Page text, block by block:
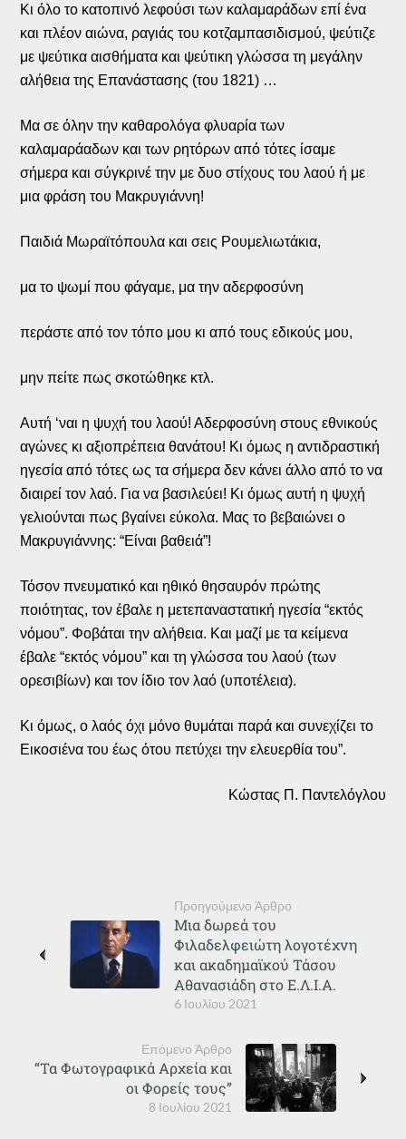
Κι όλο το κατοπινό λεφούσι των καλαμαράδων επί ένα
και πλέον αιώνα, ραγιάς του κοτζαμπασιδισμού, ψεύτιζε
με ψεύτικα αισθήματα και ψεύτικη γλώσσα τη μεγάλην
αλήθεια της Επανάστασης (του 1821) …
Μα σε όλην την καθαρολόγα φλυαρία των
καλαμαράαδων και των ρητόρων από τότες ίσαμε
σήμερα και σύγκρινέ την με δυο στίχους του λαού ή με
μια φράση του Μακρυγιάννη!
Παιδιά Μωραϊτόπουλα και σεις Ρουμελιωτάκια,
μα το ψωμί που φάγαμε, μα την αδερφοσύνη
περάστε από τον τόπο μου κι από τους εδικούς μου,
μην πείτε πως σκοτώθηκε κτλ.
Αυτή ‘ναι η ψυχή του λαού! Αδερφοσύνη στους εθνικούς
αγώνες κι αξιοπρέπεια θανάτου! Κι όμως η αντιδραστική
ηγεσία από τότες ως τα σήμερα δεν κάνει άλλο από το να
διαιρεί τον λαό. Για να βασιλεύει! Κι όμως αυτή η ψυχή
γελιούνται πως βγαίνει εύκολα. Μας το βεβαιώνει ο
Μακρυγιάννης: “Είναι βαθειά”!
Τόσον πνευματικό και ηθικό θησαυρόν πρώτης
ποιότητας, τον έβαλε η μετεπαναστατική ηγεσία “εκτός
νόμου”. Φοβάται την αλήθεια. Και μαζί με τα κείμενα
έβαλε “εκτός νόμου” και τη γλώσσα του λαού (των
ορεσιβίων) και τον ίδιο τον λαό (υποτέλεια).
Κι όμως, ο λαός όχι μόνο θυμάται παρά και συνεχίζει το
Εικοσιένα του έως ότου πετύχει την ελευερθία του”.
Κώστας Π. Παντελόγλου
Προηγούμενο Άρθρο
6 Ιουλίου 2021
Μια δωρεά του
Φιλαδελφειώτη λογοτέχνη
και ακαδημαϊκού Τάσου
Αθανασιάδη στο Ε.Λ.Ι.Α.
Επόμενο Άρθρο
8 Ιουλίου 2021
“Τα Φωτογραφικά Αρχεία και
οι Φορείς τους”